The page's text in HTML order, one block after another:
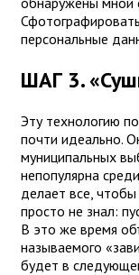
персональные
ШАГ 3.
Эту технологию
почти идеально.
муниципальных
непопулярна
делает все,
просто не знал:
В это же время
называемого
будет в